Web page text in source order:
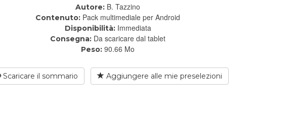
Autore: B. Tazzino
Contenuto: Pack multimediale per Android
Disponibilità: Immediata
Consegna: Da scaricare dal tablet
Peso: 90.66 Mo
Scaricare il sommario Aggiungere alle mie preselezioni